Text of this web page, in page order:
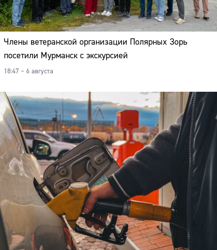
Члены ветеранской организации Полярных Зорь
посетили Мурманск с экскурсией
18:47 – 6 августа